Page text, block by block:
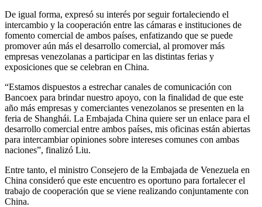
De igual forma, expresó su interés por seguir fortaleciendo el
intercambio y la cooperación entre las cámaras e instituciones de
fomento comercial de ambos países, enfatizando que se puede
promover aún más el desarrollo comercial, al promover más
empresas venezolanas a participar en las distintas ferias y
exposiciones que se celebran en China.
“Estamos dispuestos a estrechar canales de comunicación con
Bancoex para brindar nuestro apoyo, con la finalidad de que este
año más empresas y comerciantes venezolanos se presenten en la
feria de Shanghái. La Embajada China quiere ser un enlace para el
desarrollo comercial entre ambos países, mis oficinas están abiertas
para intercambiar opiniones sobre intereses comunes con ambas
naciones”, finalizó Liu.
Entre tanto, el ministro Consejero de la Embajada de Venezuela en
China consideró que este encuentro es oportuno para fortalecer el
trabajo de cooperación que se viene realizando conjuntamente con
China.